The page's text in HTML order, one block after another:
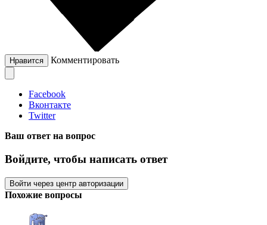
Нравится Комментировать
Facebook
Вконтакте
Twitter
Ваш ответ на вопрос
Войдите, чтобы написать ответ
Войти через центр авторизации
Похожие вопросы